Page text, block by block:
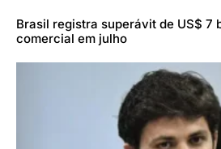
Brasil registra superávit de US$ 7
comercial em julho